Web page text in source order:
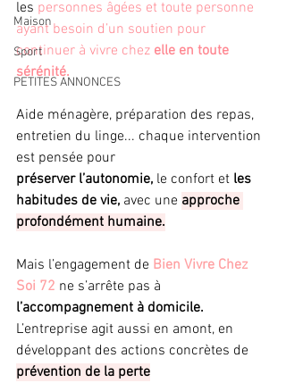
Maison
Sport
PETITES ANNONCES
les personnes âgées et toute personne
ayant besoin d’un soutien pour
continuer à vivre chez elle en toute
sérénité.
Aide ménagère, préparation des repas,
entretien du linge... chaque intervention
est pensée pour
préserver l’autonomie, le confort et les
habitudes de vie, avec une approche
profondément humaine.
Mais l’engagement de Bien Vivre Chez
Soi 72 ne s’arrête pas à
l’accompagnement à domicile.
L’entreprise agit aussi en amont, en
développant des actions concrètes de
prévention de la perte